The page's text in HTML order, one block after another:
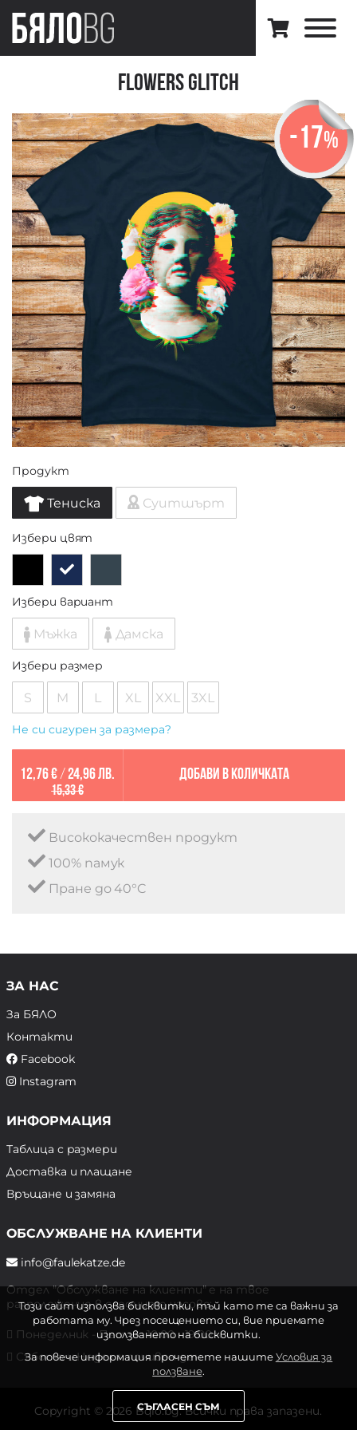
Flowers Glitch
-17%
Продукт
Тениска Суитшърт
Избери цвят
Избери вариант
Мъжка Дамска
Избери размер
S M L XL XXL 3XL
Не си сигурен за размера?
12,76 €/ 24,96 лв.
15,33 €
Добави в количката
Висококачествен продукт
100% памук
Пране до 40°C
ЗА НАС
За БЯЛО
Контакти
Facebook
Instagram
ИНФОРМАЦИЯ
Таблица с размери
Доставка и плащане
Връщане и замяна
ОБСЛУЖВАНЕ НА КЛИЕНТИ
info@faulekatze.de
Отдел "Обслужване на клиенти" е на твое
разположение в следните часове:
Понеделник - Петък: 10:00 - 19:00 ч.
Събота и Неделя: почивен ден
Copyright © 2026 Bqlo.bg. Всички права запазени.
Този сайт използва бисквитки, тъй като те са важни за
работата му. Чрез посещението си, вие приемате
използването на бисквитки.
За повече информация прочетете нашитеУсловия за
ползване.
СЪГЛАСЕН СЪМ